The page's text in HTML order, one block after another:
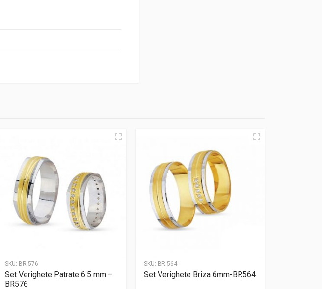
SKU: BR-576
Set Verighete Patrate 6.5 mm –
BR576
SKU: BR-564
Set Verighete Briza 6mm-BR564